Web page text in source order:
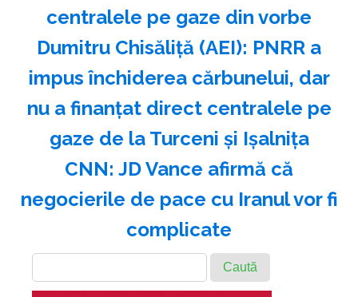
centralele pe gaze din vorbe
Dumitru Chisăliţă (AEI): PNRR a
impus închiderea cărbunelui, dar
nu a finanţat direct centralele pe
gaze de la Turceni şi Işalniţa
CNN: JD Vance afirmă că
negocierile de pace cu Iranul vor fi
complicate